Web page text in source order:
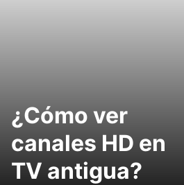
¿Cómo ver
canales HD en
TV antigua?